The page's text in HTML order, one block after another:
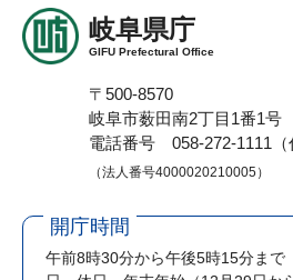
岐阜県庁
GIFU Prefectural Office
〒500-8570
岐阜市薮田南2丁目1番1号
電話番号 058-272-1111（
（法人番号4000020210005）
開庁時間
午前8時30分から午後5時15分まで